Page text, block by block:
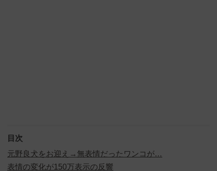
目次
元野良犬をお迎え→無表情だったワンコが…
表情の変化が150万表示の反響